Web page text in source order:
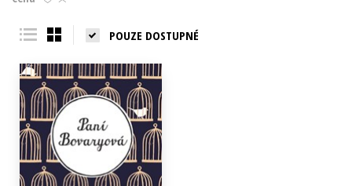
Young adult (SK)
POUZE DOSTUPNÉ